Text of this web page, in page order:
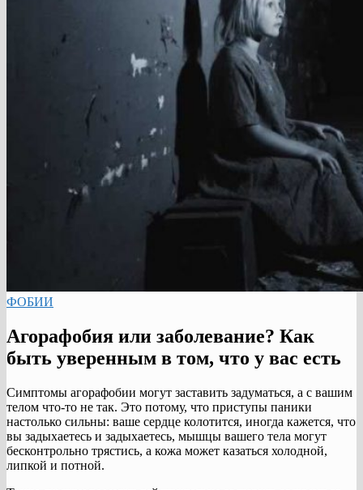
ФОБИИ
Агорафобия или заболевание? Как
быть уверенным в том, что у вас есть
Симптомы агорафобии могут заставить задуматься, а с вашим
телом что-то не так. Это потому, что приступы паники
настолько сильны: ваше сердце колотится, иногда кажется, что
вы задыхаетесь и задыхаетесь, мышцы вашего тела могут
бесконтрольно трястись, а кожа может казаться холодной,
липкой и потной.